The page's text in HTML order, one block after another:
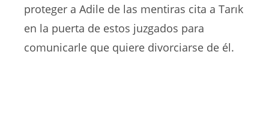
proteger a Adile de las mentiras cita a Tarık
en la puerta de estos juzgados para
comunicarle que quiere divorciarse de él.